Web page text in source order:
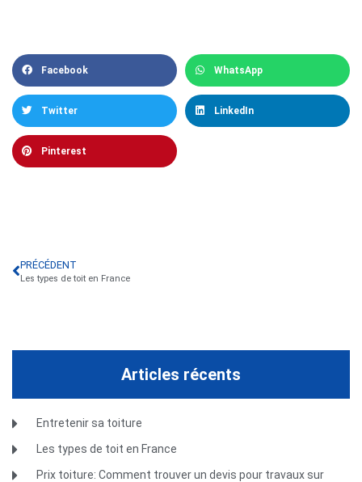
Facebook WhatsApp
Twitter LinkedIn
Pinterest
PRÉCÉDENT
Les types de toit en France
Articles récents
Entretenir sa toiture
Les types de toit en France
Prix toiture: Comment trouver un devis pour travaux sur